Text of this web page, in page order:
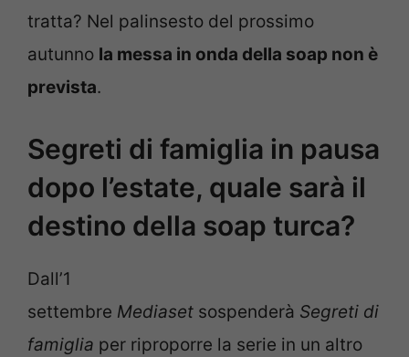
tratta? Nel palinsesto del prossimo
autunno la messa in onda della soap non è
prevista.
Segreti di famiglia in pausa
dopo l’estate, quale sarà il
destino della soap turca?
Dall’1
settembre Mediaset sospenderà Segreti di
famiglia per riproporre la serie in un altro